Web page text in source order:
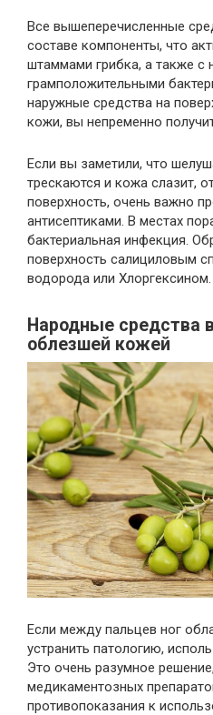
Все вышеперечисленные
составе компоненты, что
штаммами грибка, а также с
грамположительными
наружные средства на
кожи, вы непременно
Если вы заметили, что
трескаются и кожа слазит,
поверхность, очень важно
антисептиками. В местах
бактериальная инфекция.
поверхность салициловым
водорода или Хлоргексином.
Народные средства
облезшей кожей
Если между пальцев ног
устранить патологию,
Это очень разумное
медикаментозных
противопоказания к